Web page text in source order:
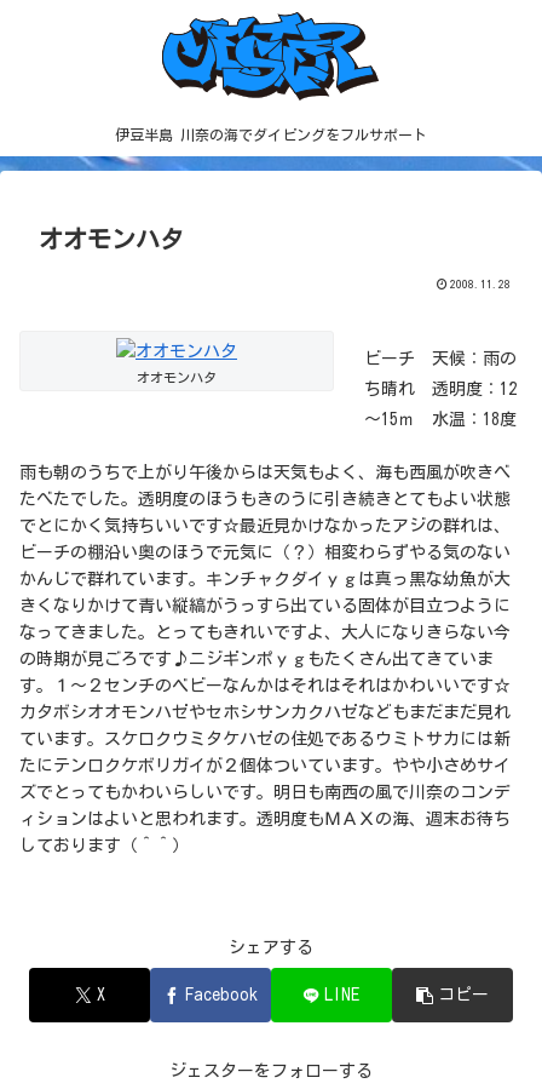
伊豆半島 川奈の海でダイビングをフルサポート
オオモンハタ
2008.11.28
オオモンハタ
ビーチ 天候：雨の
ち晴れ 透明度：12
～15ｍ 水温：18度
雨も朝のうちで上がり午後からは天気もよく、海も西風が吹きべ
たべたでした。透明度のほうもきのうに引き続きとてもよい状態
でとにかく気持ちいいです☆最近見かけなかったアジの群れは、
ビーチの棚沿い奥のほうで元気に（？）相変わらずやる気のない
かんじで群れています。キンチャクダイｙｇは真っ黒な幼魚が大
きくなりかけて青い縦縞がうっすら出ている固体が目立つように
なってきました。とってもきれいですよ、大人になりきらない今
の時期が見ごろです♪ニジギンポｙｇもたくさん出てきていま
す。１～２センチのベビーなんかはそれはそれはかわいいです☆
カタボシオオモンハゼやセホシサンカクハゼなどもまだまだ見れ
ています。スケロクウミタケハゼの住処であるウミトサカには新
たにテンロクケボリガイが２個体ついています。やや小さめサイ
ズでとってもかわいらしいです。明日も南西の風で川奈のコンデ
ィションはよいと思われます。透明度もＭＡＸの海、週末お待ち
しております（＾＾）
シェアする
X Facebook LINE コピー
ジェスターをフォローする